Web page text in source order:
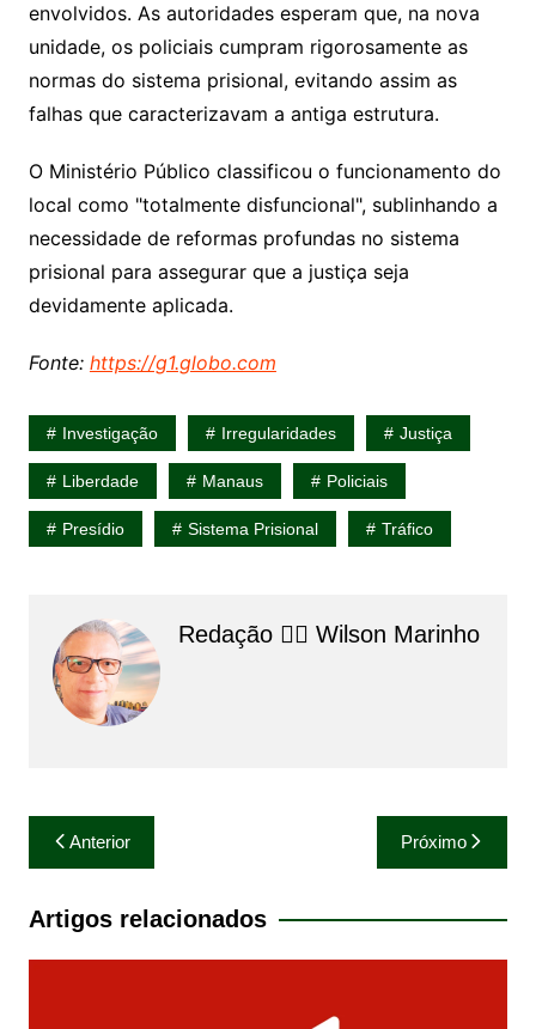
envolvidos. As autoridades esperam que, na nova
unidade, os policiais cumpram rigorosamente as
normas do sistema prisional, evitando assim as
falhas que caracterizavam a antiga estrutura.
O Ministério Público classificou o funcionamento do
local como "totalmente disfuncional", sublinhando a
necessidade de reformas profundas no sistema
prisional para assegurar que a justiça seja
devidamente aplicada.
Fonte: https://g1.globo.com
Investigação Irregularidades Justiça
Liberdade Manaus Policiais
Presídio Sistema Prisional Tráfico
Redação 👨‍⚖️​ Wilson Marinho
Navegação
de
Post
Anterior Próximo
Artigos relacionados